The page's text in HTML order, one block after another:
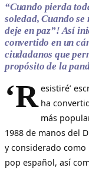
“Cuando pierda
soledad, Cuando
deje en paz”! Así
convertido en un
ciudadanos que
propósito de la
‘R esistiré’
ha
más
1988 de manos del
y considerado
pop español, así